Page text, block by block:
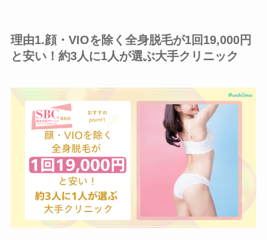
理由1.顔・VIOを除く全身脱毛が1回19,000円
と安い！約3人に1人が選ぶ大手クリニック